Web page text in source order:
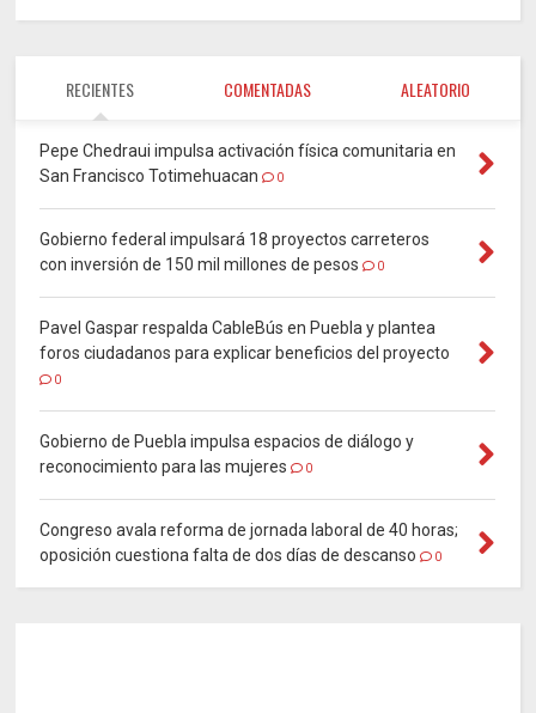
RECIENTES COMENTADAS ALEATORIO
Pepe Chedraui impulsa activación física comunitaria en
San Francisco Totimehuacan
0
Gobierno federal impulsará 18 proyectos carreteros
con inversión de 150 mil millones de pesos
0
Pavel Gaspar respalda CableBús en Puebla y plantea
foros ciudadanos para explicar beneficios del proyecto
0
Gobierno de Puebla impulsa espacios de diálogo y
reconocimiento para las mujeres
0
Congreso avala reforma de jornada laboral de 40 horas;
oposición cuestiona falta de dos días de descanso
0